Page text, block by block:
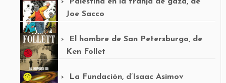
Joe Sacco
El hombre de San Petersburgo, de
Ken Follet
La Fundación, d’Isaac Asimov